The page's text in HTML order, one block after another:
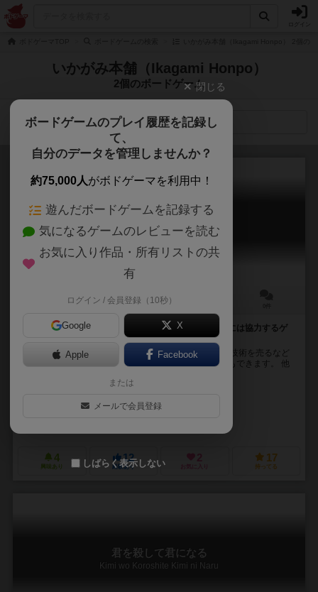
いかがみ本舗（Ikagami Honpo）
2個のボードゲーム
検索メニュー
テクノロジア
Tecnologia
30～60分
最高レベルを手に入れるために敵を出し抜いたりときには協力するゲ
人や物や金を利用して技術を開発していきましょう！ 技術を売るなど
して資源を集め、最高レベルの技術をゲットすることもできます。 他
砂辺 うまひと（Umahito Sunabe）
4
興味あり
12
経験あり
2
お気に入り
17
持ってる
君を殺して君になる
Kimi wo Koroshite Kimi ni Naru
閉じる
ボードゲームのプレイ履歴を記録し
て、
自分のデータを管理しませんか？
約75,000人がボドゲーマを利用中！
遊んだボードゲームを記録する
気になるゲームのレビューを読む
お気に入り作品・所有リストの共
有
ログイン / 会員登録（10秒）
Google X
Apple Facebook
または
メールで会員登録
しばらく表示しない